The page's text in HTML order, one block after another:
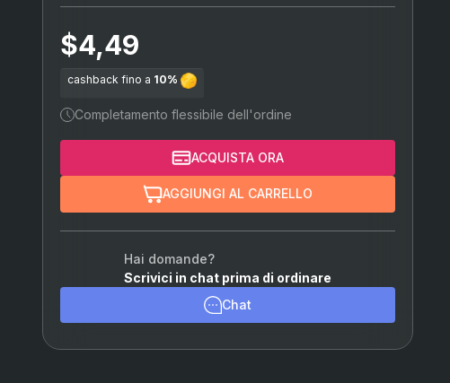
Ascendente
Immortale
Sova (+15%)
Phoenix
Sage
Brimstone(+15%)
Killjoy(+15%)
Cypher(+15%)
Viper(+15%)
Omen(+15%)
$4,49
cashback fino a 10%
Completamento flessibile dell'ordine
ACQUISTA ORA
AGGIUNGI AL CARRELLO
Hai domande?
Scrivici in chat prima di ordinare
Chat